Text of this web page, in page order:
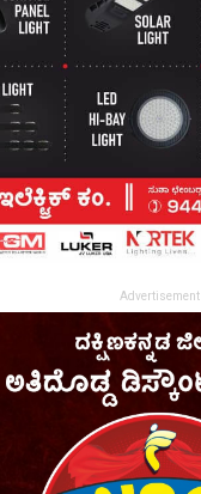
Advertisement